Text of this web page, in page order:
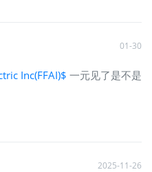
01-30
Inc(FFAI)$ 一元见了是不是
2025-11-26